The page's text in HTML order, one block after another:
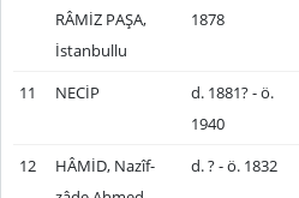
RÂMİZ PAŞA,
İstanbullu
1878
11 NECİP
d. 1881? - ö.
1940
12
HÂMİD, Nazîf-
d. ? - ö. 1832